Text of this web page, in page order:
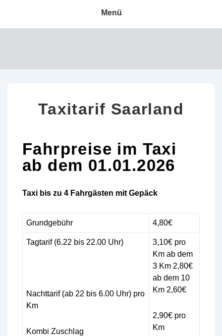
Menü
Taxitarif Saarland
Fahrpreise im Taxi
ab dem 01.01.2026
Taxi bis zu 4 Fahrgästen mit Gepäck
Grundgebühr 4,80€
Tagtarif (6.22 bis 22.00 Uhr)
Nachttarif (ab 22 bis 6.00 Uhr) pro
Km
Kombi Zuschlag
3,10€ pro
Km ab dem
3 Km 2,80€
ab dem 10
Km 2,60€
2,90€ pro
Km